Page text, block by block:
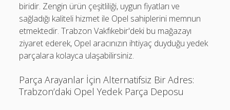
biridir. Zengin ürün çeşitliliği, uygun fiyatları ve
sağladığı kaliteli hizmet ile Opel sahiplerini memnun
etmektedir. Trabzon Vakfıkebir'deki bu mağazayı
ziyaret ederek, Opel aracınızın ihtiyaç duyduğu yedek
parçalara kolayca ulaşabilirsiniz.
Parça Arayanlar İçin Alternatifsiz Bir Adres:
Trabzon’daki Opel Yedek Parça Deposu